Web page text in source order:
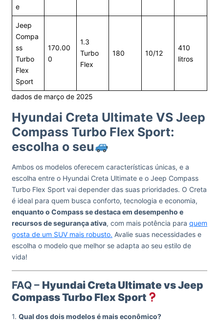
e
Jeep
Compa
ss
Turbo
Flex
Sport
170.00
0
1.3
Turbo
Flex
180 10/12
410
litros
dados de março de 2025
Hyundai Creta Ultimate VS Jeep
Compass Turbo Flex Sport:
escolha o seu
Ambos os modelos oferecem características únicas, e a
escolha entre o Hyundai Creta Ultimate e o Jeep Compass
Turbo Flex Sport vai depender das suas prioridades. O Creta
é ideal para quem busca conforto, tecnologia e economia,
enquanto o Compass se destaca em desempenho e
recursos de segurança ativa, com mais potência para quem
gosta de um SUV mais robusto. Avalie suas necessidades e
escolha o modelo que melhor se adapta ao seu estilo de
vida!
FAQ – Hyundai Creta Ultimate vs Jeep
Compass Turbo Flex Sport
1. Qual dos dois modelos é mais econômico?